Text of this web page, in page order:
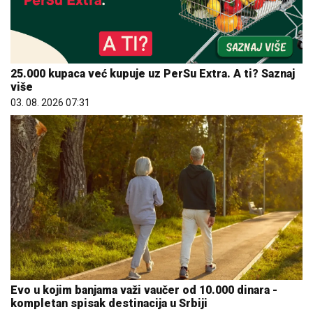
25.000 kupaca već kupuje uz PerSu Extra. A ti? Saznaj
više
03. 08. 2026 07:31
Evo u kojim banjama važi vaučer od 10.000 dinara -
kompletan spisak destinacija u Srbiji